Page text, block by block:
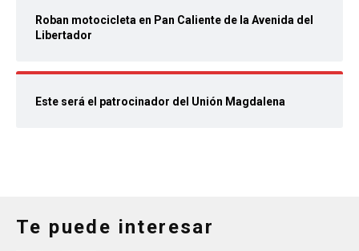
Roban motocicleta en Pan Caliente de la Avenida del
Libertador
Este será el patrocinador del Unión Magdalena
Te puede interesar